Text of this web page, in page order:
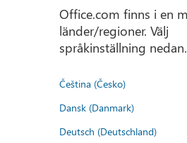
Office.com finns i en
länder/regioner. Välj
språkinställning nedan.
Čeština (Česko)
Dansk (Danmark)
Deutsch (Deutschland)